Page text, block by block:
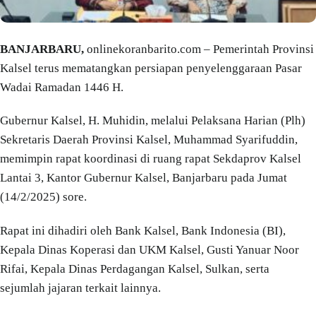
BANJARBARU, onlinekoranbarito.com – Pemerintah Provinsi
Kalsel terus mematangkan persiapan penyelenggaraan Pasar
Wadai Ramadan 1446 H.
Gubernur Kalsel, H. Muhidin, melalui Pelaksana Harian (Plh)
Sekretaris Daerah Provinsi Kalsel, Muhammad Syarifuddin,
memimpin rapat koordinasi di ruang rapat Sekdaprov Kalsel
Lantai 3, Kantor Gubernur Kalsel, Banjarbaru pada Jumat
(14/2/2025) sore.
Rapat ini dihadiri oleh Bank Kalsel, Bank Indonesia (BI),
Kepala Dinas Koperasi dan UKM Kalsel, Gusti Yanuar Noor
Rifai, Kepala Dinas Perdagangan Kalsel, Sulkan, serta
sejumlah jajaran terkait lainnya.